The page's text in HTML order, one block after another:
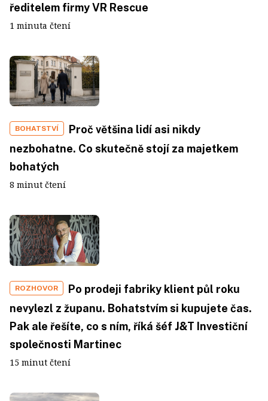
ředitelem firmy VR Rescue
1 minuta čtení
BOHATSTVÍ
Proč většina lidí asi nikdy
nezbohatne. Co skutečně stojí za majetkem
bohatých
8 minut čtení
ROZHOVOR
Po prodeji fabriky klient půl roku
nevylezl z županu. Bohatstvím si kupujete čas.
Pak ale řešíte, co s ním, říká šéf J&T Investiční
společnosti Martinec
15 minut čtení